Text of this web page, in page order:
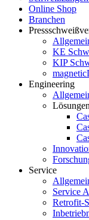
Online Shop
Branchen
KE
KIP
Engineering
Service
Service
Retrofit-